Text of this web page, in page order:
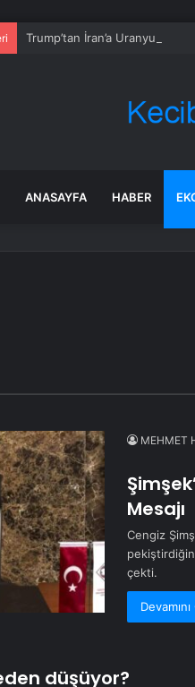
Trump’tan İran’a Uranyum
ANASAYFA HABER
MEHMET
Mesajı
Cengiz
çekti.
düşüyor?